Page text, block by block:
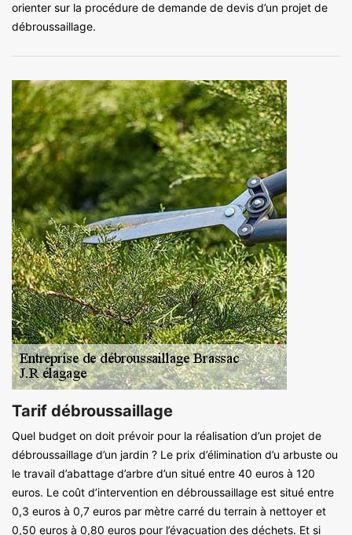
orienter sur la procédure de demande de devis d’un projet de
débroussaillage.
Tarif débroussaillage
Quel budget on doit prévoir pour la réalisation d’un projet de
débroussaillage d’un jardin ? Le prix d’élimination d’u arbuste ou
le travail d’abattage d’arbre d’un situé entre 40 euros à 120
euros. Le coût d’intervention en débroussaillage est situé entre
0,3 euros à 0,7 euros par mètre carré du terrain à nettoyer et
0,50 euros à 0,80 euros pour l’évacuation des déchets. Et si